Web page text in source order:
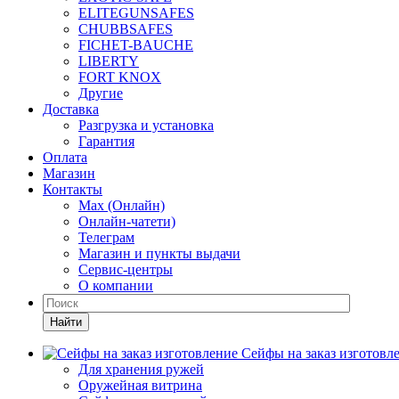
ELITEGUNSAFES
CHUBBSAFES
FICHET-BAUCHE
LIBERTY
FORT KNOX
Другие
Доставка
Разгрузка и установка
Гарантия
Оплата
Магазин
Контакты
Max (Онлайн)
Онлайн-чатети)
Телеграм
Магазин и пункты выдачи
Сервис-центры
О компании
Найти
Сейфы на заказ
Для хранения ружей
Оружейная витрина